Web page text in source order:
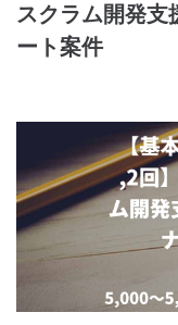
スクラム開発支
ート案件